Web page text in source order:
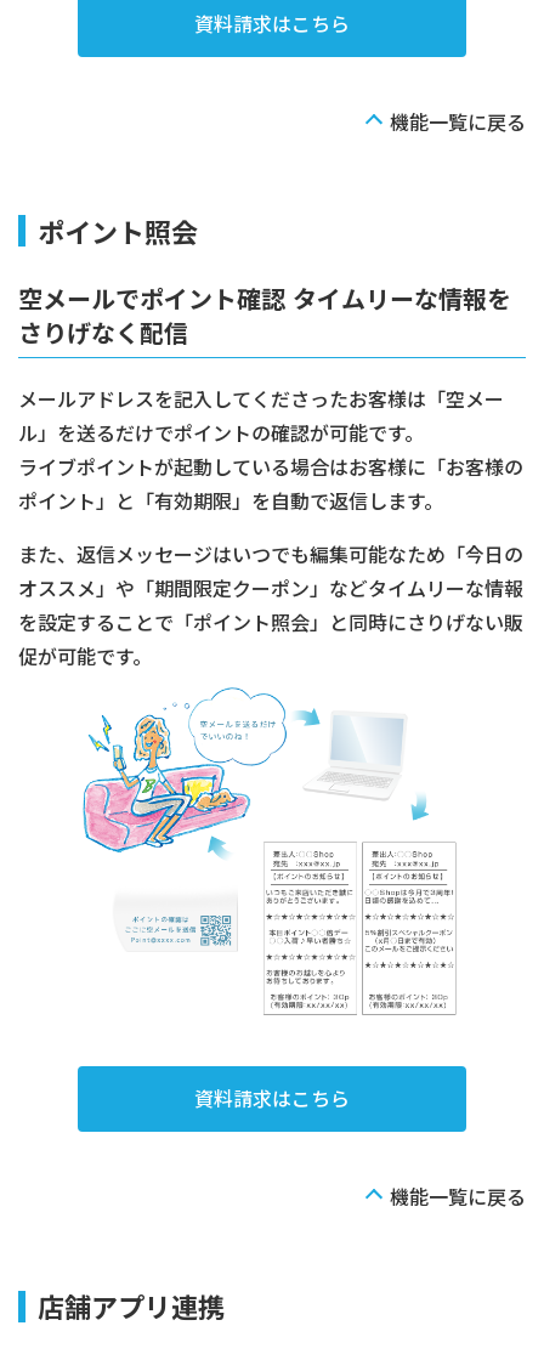
資料請求はこちら
機能一覧に戻る
ポイント照会
空メールでポイント確認 タイムリーな情報を
さりげなく配信
メールアドレスを記入してくださったお客様は「空メー
ル」を送るだけでポイントの確認が可能です。
ライブポイントが起動している場合はお客様に「お客様の
ポイント」と「有効期限」を自動で返信します。
また、返信メッセージはいつでも編集可能なため「今日の
オススメ」や「期間限定クーポン」などタイムリーな情報
を設定することで「ポイント照会」と同時にさりげない販
促が可能です。
資料請求はこちら
機能一覧に戻る
店舗アプリ連携